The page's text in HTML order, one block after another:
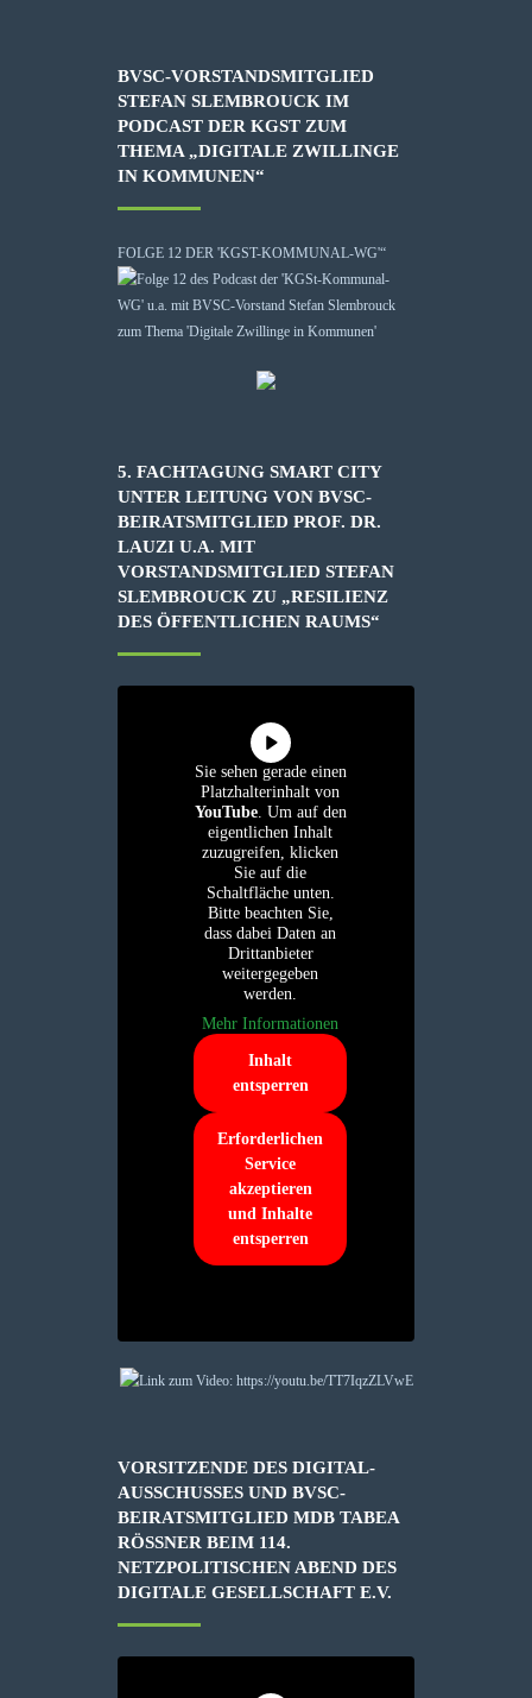
BVSC-VORSTANDSMITGLIED
STEFAN SLEMBROUCK IM
PODCAST DER KGST ZUM
THEMA „DIGITALE ZWILLINGE
IN KOMMUNEN“
FOLGE 12 DER 'KGST-KOMMUNAL-WG'“
5. FACHTAGUNG SMART CITY
UNTER LEITUNG VON BVSC-
BEIRATSMITGLIED PROF. DR.
LAUZI U.A. MIT
VORSTANDSMITGLIED STEFAN
SLEMBROUCK ZU „RESILIENZ
DES ÖFFENTLICHEN RAUMS“
Sie sehen gerade einen
Platzhalterinhalt von
YouTube. Um auf den
eigentlichen Inhalt
zuzugreifen, klicken
Sie auf die
Schaltfläche unten.
Bitte beachten Sie,
dass dabei Daten an
Drittanbieter
weitergegeben
werden.
Mehr Informationen
Inhalt
entsperren
Erforderlichen
Service
akzeptieren
und Inhalte
entsperren
VORSITZENDE DES DIGITAL-
AUSSCHUSSES UND BVSC-
BEIRATSMITGLIED MDB TABEA
RÖSSNER BEIM 114. N
ETZPOLITISCHEN ABEND DES D
IGITALE GESELLSCHAFT E.V.